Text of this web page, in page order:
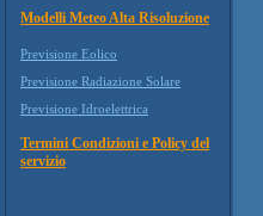
Modelli Meteo Alta Risoluzione
Previsione Eolico
Previsione Radiazione Solare
Previsione Idroelettrica
Termini Condizioni e Policy del
servizio